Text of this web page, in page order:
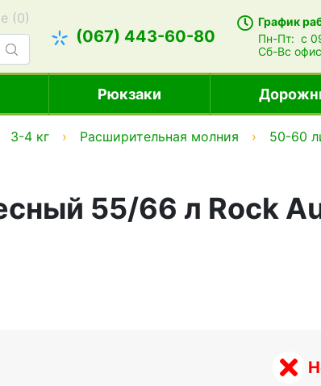
(0)
(067) 443-60-80
График
Пн-Пт:с
Сб-Вс
Рюкзаки
3-4 кг Расширительная молния 50-60
55/66 л Rock